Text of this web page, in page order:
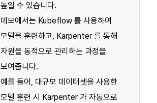
높일 수 있습니다.
데모에서는 Kubeflow 를 사용하여
모델을 훈련하고, Karpenter 를 통해
자원을 동적으로 관리하는 과정을
보여줍니다.
예를 들어, 대규모 데이터셋을 사용한
모델 훈련 시 Karpenter 가 자동으로